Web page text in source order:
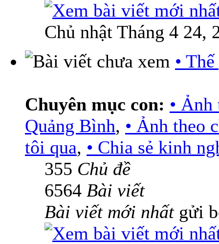
Chủ nhật Tháng 4 24,
•
Chuyên mục con: •
Quảng Bình, • Ảnh theo
tôi qua, • Chia sẻ kinh
355 Chủ đề
6564 Bài viết
Bài viết mới nhấtgửi